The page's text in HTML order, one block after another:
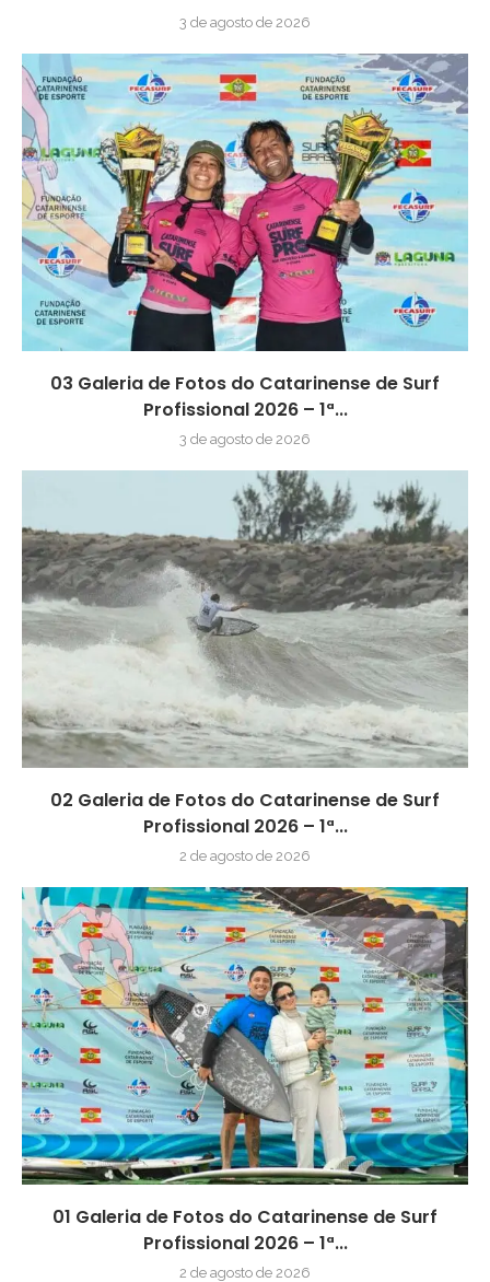
3 de agosto de 2026
03 Galeria de Fotos do Catarinense de Surf
Profissional 2026 – 1ª...
3 de agosto de 2026
02 Galeria de Fotos do Catarinense de Surf
Profissional 2026 – 1ª...
2 de agosto de 2026
01 Galeria de Fotos do Catarinense de Surf
Profissional 2026 – 1ª...
2 de agosto de 2026